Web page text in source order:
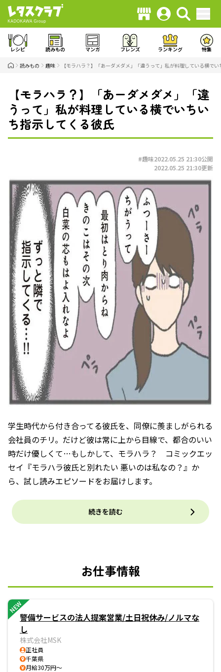
レシピ 読みもの マンガ フレンズ ランキング 特集
読みもの 趣味 【モラハラ？】「あーダメダメ」「違うって」私が料理している横で
【モラハラ？】「あーダメダメ」「違
うって」私が料理している横でいちい
ち指示してくる彼氏
#趣味2022.05.25 21:30公開
2022.05.25 21:30更新
学生時代から付き合ってる彼氏を、同僚に羨ましがられる
会社員のチリ。だけど彼は常に上から目線で、都合のいい
時だけ優しくて…もしかして、モラハラ？ コミックエッ
セイ『モラハラ彼氏と別れたい 悪いのは私なの？』か
ら、試し読みエピソードをお届けします。
続きを読む
お仕事情報
NEW
警備サービスの法人提案営業/土日祝休み/ノルマな
し
株式会社MSK
正社員
千葉県
月給30万円～